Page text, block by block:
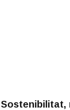
Sostenibilitat,